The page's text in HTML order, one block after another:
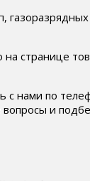
странице
с нами по
и